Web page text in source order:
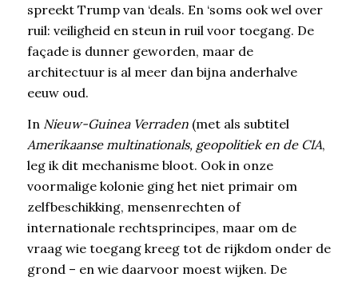
spreekt Trump van ‘deals. En ‘soms ook wel over
ruil: veiligheid en steun in ruil voor toegang. De
façade is dunner geworden, maar de
architectuur is al meer dan bijna anderhalve
eeuw oud.
In Nieuw-Guinea Verraden (met als subtitel
Amerikaanse multinationals, geopolitiek en de CIA,
leg ik dit mechanisme bloot. Ook in onze
voormalige kolonie ging het niet primair om
zelfbeschikking, mensenrechten of
internationale rechtsprincipes, maar om de
vraag wie toegang kreeg tot de rijkdom onder de
grond – en wie daarvoor moest wijken. De